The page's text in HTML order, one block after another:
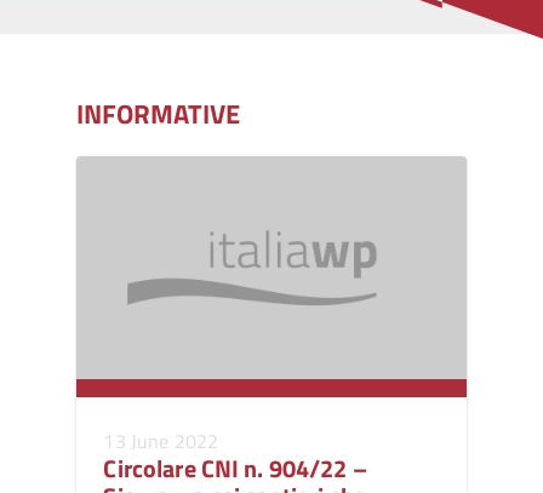
INFORMATIVE
13 June 2022
Circolare CNI n. 904/22 –